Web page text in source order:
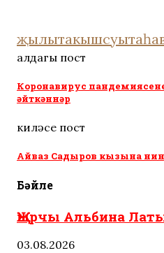
җылытакышсуыта
алдагы пост
Коронавирус
әйткәннәр
киләсе пост
Айваз Садыров кызына
Бәйле
Җырчы Альбина
03.08.2026